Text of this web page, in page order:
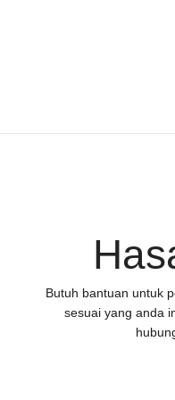
Butuh bantuan untuk
sesuai yang anda